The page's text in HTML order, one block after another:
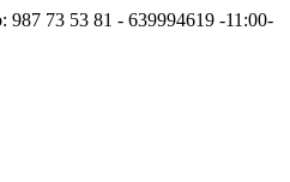
987 73 53 81 - 639994619 -11:00-